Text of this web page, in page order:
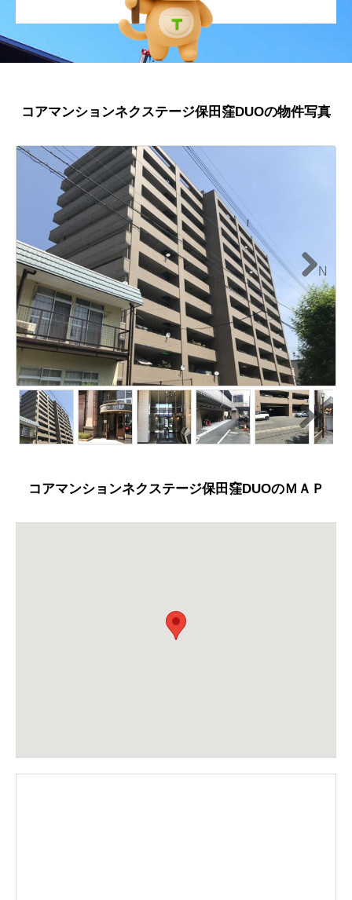
コアマンションネクステージ保田窪DUOの物件写真
N
ext
N
ext
コアマンションネクステージ保田窪DUOのＭＡＰ